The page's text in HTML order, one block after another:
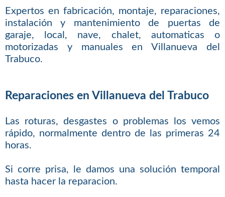
Expertos en fabricación, montaje, reparaciones,
instalación y mantenimiento de puertas de
garaje, local, nave, chalet, automaticas o
motorizadas y manuales en Villanueva del
Trabuco.
Reparaciones en Villanueva del Trabuco
Las roturas, desgastes o problemas los vemos
rápido, normalmente dentro de las primeras 24
horas.
Si corre prisa, le damos una solución temporal
hasta hacer la reparacion.